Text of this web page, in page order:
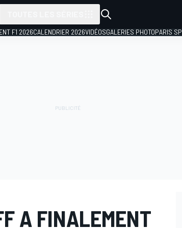
F1 2026CALENDRIER 2026VIDÉOSGALERIES PHOTOPARIS
A FINALEMENT